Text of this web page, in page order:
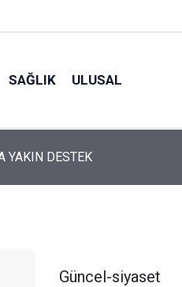
SAĞLIK ULUSAL
AÇIKLANDI
Güncel-siyaset